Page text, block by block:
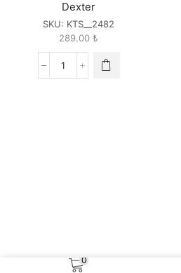
Dexter
SKU: KTS__2482
289.00 ₺
Dexter
0